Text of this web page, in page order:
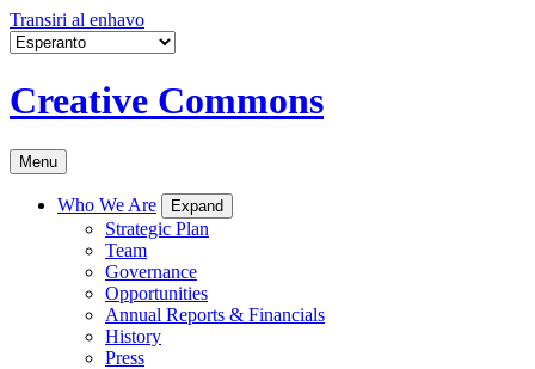
Transiri al enhavo
Creative Commons
Menu
Who We Are Expand
Strategic Plan
Team
Governance
Opportunities
Annual Reports & Financials
History
Press